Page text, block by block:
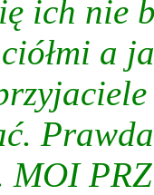
ich nie
a
MOI